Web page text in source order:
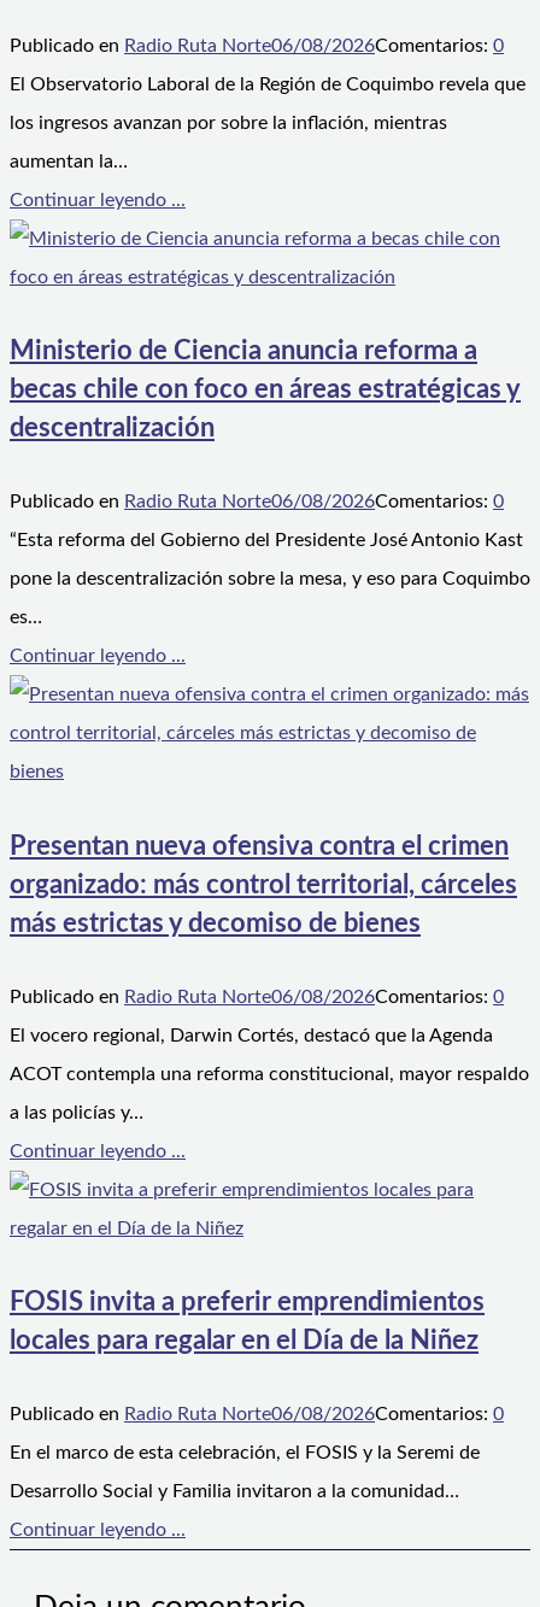
Publicado en Radio Ruta Norte06/08/2026Comentarios: 0
El Observatorio Laboral de la Región de Coquimbo revela que
los ingresos avanzan por sobre la inflación, mientras
aumentan la…
Continuar leyendo ...
Ministerio de Ciencia anuncia reforma a
becas chile con foco en áreas estratégicas y
descentralización
Publicado en Radio Ruta Norte06/08/2026Comentarios: 0
“Esta reforma del Gobierno del Presidente José Antonio Kast
pone la descentralización sobre la mesa, y eso para Coquimbo
es…
Continuar leyendo ...
Presentan nueva ofensiva contra el crimen
organizado: más control territorial, cárceles
más estrictas y decomiso de bienes
Publicado en Radio Ruta Norte06/08/2026Comentarios: 0
El vocero regional, Darwin Cortés, destacó que la Agenda
ACOT contempla una reforma constitucional, mayor respaldo
a las policías y…
Continuar leyendo ...
FOSIS invita a preferir emprendimientos
locales para regalar en el Día de la Niñez
Publicado en Radio Ruta Norte06/08/2026Comentarios: 0
En el marco de esta celebración, el FOSIS y la Seremi de
Desarrollo Social y Familia invitaron a la comunidad…
Continuar leyendo ...